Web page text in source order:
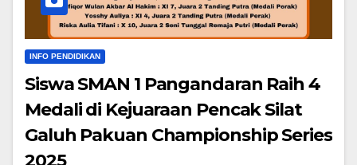
INFO PENDIDIKAN
Siswa SMAN 1 Pangandaran Raih 4
Medali di Kejuaraan Pencak Silat
Galuh Pakuan Championship Series